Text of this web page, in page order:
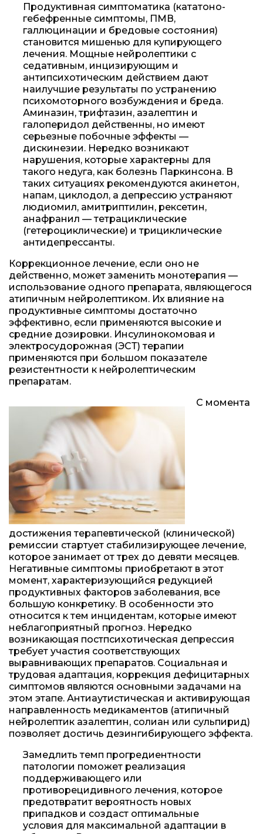
Продуктивная симптоматика (кататоно-
гебефренные симптомы, ПМВ,
галлюцинации и бредовые состояния)
становится мишенью для купирующего
лечения. Мощные нейролептики с
седативным, инцизирующим и
антипсихотическим действием дают
наилучшие результаты по устранению
психомоторного возбуждения и бреда.
Аминазин, трифтазин, азалептин и
галоперидол действенны, но имеют
серьезные побочные эффекты —
дискинезии. Нередко возникают
нарушения, которые характерны для
такого недуга, как болезнь Паркинсона. В
таких ситуациях рекомендуются акинетон,
напам, циклодол, а депрессию устраняют
людиомил, амитриптилин, рексетин,
анафранил — тетрациклические
(гетероциклические) и трициклические
антидепрессанты.
Коррекционное лечение, если оно не
действенно, может заменить монотерапия —
использование одного препарата, являющегося
атипичным нейролептиком. Их влияние на
продуктивные симптомы достаточно
эффективно, если применяются высокие и
средние дозировки. Инсулинокомовая и
электросудорожная (ЭСТ) терапии
применяются при большом показателе
резистентности к нейролептическим
препаратам.
С момента
достижения терапевтической (клинической)
ремиссии стартует стабилизирующее лечение,
которое занимает от трех до девяти месяцев.
Негативные симптомы приобретают в этот
момент, характеризующийся редукцией
продуктивных факторов заболевания, все
большую конкретику. В особенности это
относится к тем инцидентам, которые имеют
неблагоприятный прогноз. Нередко
возникающая постпсихотическая депрессия
требует участия соответствующих
выравнивающих препаратов. Социальная и
трудовая адаптация, коррекция дефицитарных
симптомов являются основными задачами на
этом этапе. Антиаутистическая и активирующая
направленность медикаментов (атипичный
нейролептик азалептин, солиан или сульпирид)
позволяет достичь дезингибирующего эффекта.
Замедлить темп прогредиентности
патологии поможет реализация
поддерживающего или
противорецидивного лечения, которое
предотвратит вероятность новых
припадков и создаст оптимальные
условия для максимальной адаптации в